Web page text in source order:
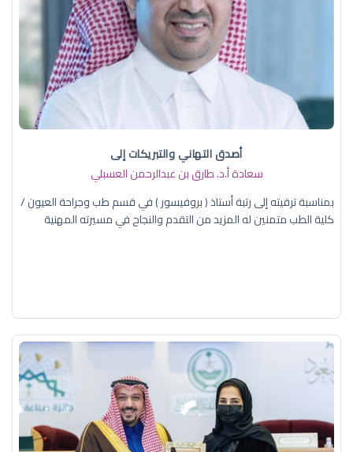
أصدق التهاني والتبريكات إلى
سعادة أ.د. ​طارق بن عبدالرحمن العسبلي
بمناسبة ترقيته إلى رتبة أستاذ ( بروفيسور ) في قسم طب وجراحة العيون /
كلية الطب متمنين له المزيد من التقدم والنجاح في مسيرته المهنية